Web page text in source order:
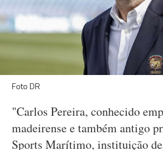
Foto DR
"Carlos Pereira, conhecido
madeirense e também antigo
Sports Marítimo, instituição